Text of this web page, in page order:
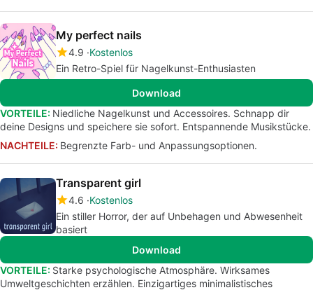
My perfect nails
4.9 Kostenlos
Ein Retro-Spiel für Nagelkunst-Enthusiasten
Download
VORTEILE: Niedliche Nagelkunst und Accessoires. Schnapp dir
deine Designs und speichere sie sofort. Entspannende Musikstücke.
NACHTEILE: Begrenzte Farb- und Anpassungsoptionen.
Transparent girl
4.6 Kostenlos
Ein stiller Horror, der auf Unbehagen und Abwesenheit
basiert
Download
VORTEILE: Starke psychologische Atmosphäre. Wirksames
Umweltgeschichten erzählen. Einzigartiges minimalistisches